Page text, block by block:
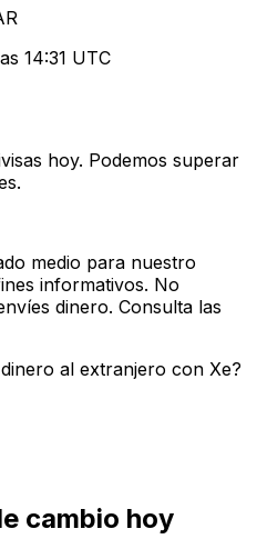
14:31 UTC
hoy. Podemos superar
medio para nuestro
informativos. No
dinero. Consulta las
al extranjero con Xe?
cambio hoy